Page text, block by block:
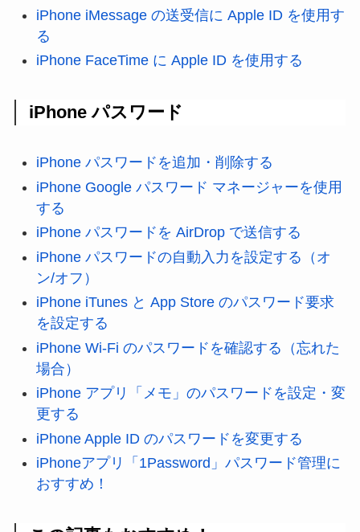
iPhone iMessage の送受信に Apple ID を使用す
る
iPhone FaceTime に Apple ID を使用する
iPhone パスワード
iPhone パスワードを追加・削除する
iPhone Google パスワード マネージャーを使用
する
iPhone パスワードを AirDrop で送信する
iPhone パスワードの自動入力を設定する（オ
ン/オフ）
iPhone iTunes と App Store のパスワード要求
を設定する
iPhone Wi-Fi のパスワードを確認する（忘れた
場合）
iPhone アプリ「メモ」のパスワードを設定・変
更する
iPhone Apple ID のパスワードを変更する
iPhoneアプリ「1Password」パスワード管理に
おすすめ！